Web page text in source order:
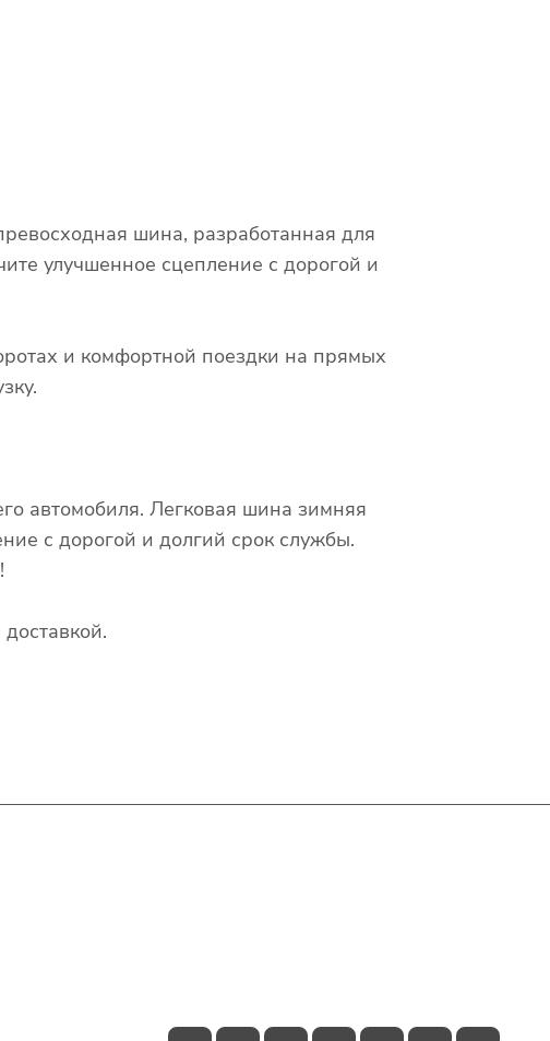
шина, разработанная для
улучшенное сцепление с дорогой и
и комфортной поездки на прямых
автомобиля. Легковая шина зимняя
с дорогой и долгий срок службы.